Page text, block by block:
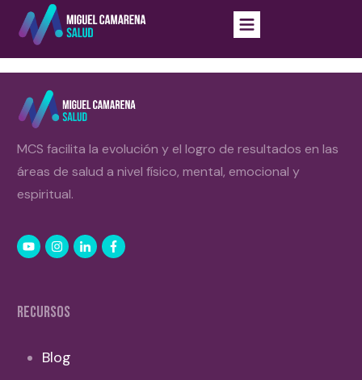
MCS facilita la evolución y el logro de resultados en las
áreas de salud a nivel físico, mental, emocional y
espiritual.
RECURSOS
Blog